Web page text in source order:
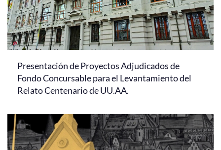
Presentación de Proyectos Adjudicados de
Fondo Concursable para el Levantamiento del
Relato Centenario de UU.AA.